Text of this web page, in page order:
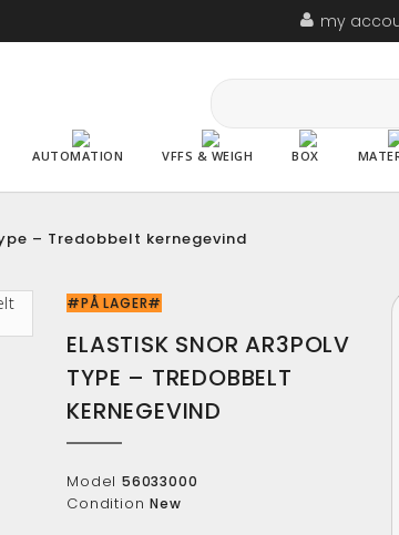
my
AUTOMATION VFFS & WEIGH BOX
– Tredobbelt kernegevind
#PÅ LAGER#
ELASTISK SNOR AR3POLV
TYPE – TREDOBBELT
KERNEGEVIND
Model 56033000
Condition New